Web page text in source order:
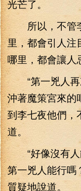
光芒了。
所以，不管
里，都會引人注
哪里，都會讓人
“第一兇人再
沖著魔策宮來的
到李七夜他們，
道。
“好像沒有人
第一兇人能行嗎
質疑地說道。